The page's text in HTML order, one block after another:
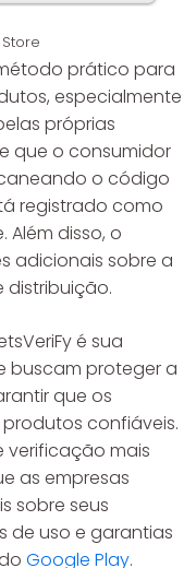
prático para
especialmente
próprias
que o consumidor
o código
registrado como
disso, o
adicionais sobre a
é sua
buscam proteger a
que os
confiáveis.
verificação mais
as empresas
sobre seus
de uso e garantias
Google Play.